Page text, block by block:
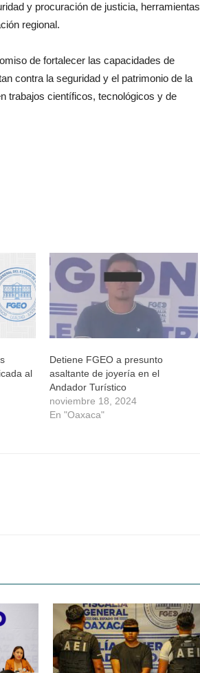
y procuración de justicia, herramientas
regional.
de fortalecer las capacidades de
contra la seguridad y el patrimonio de la
trabajos científicos, tecnológicos y de
al
Detiene FGEO a presunto
asaltante de joyería en el
Andador Turístico
noviembre 18, 2024
En "Oaxaca"